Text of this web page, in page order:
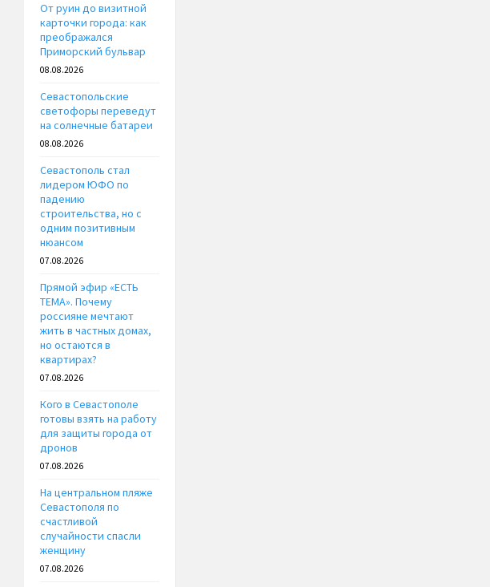
От руин до визитной
карточки города: как
преображался
Приморский бульвар
08.08.2026
Севастопольские
светофоры переведут
на солнечные батареи
08.08.2026
Севастополь стал
лидером ЮФО по
падению
строительства, но с
одним позитивным
нюансом
07.08.2026
Прямой эфир «ЕСТЬ
ТЕМА». Почему
россияне мечтают
жить в частных домах,
но остаются в
квартирах?
07.08.2026
Кого в Севастополе
готовы взять на работу
для защиты города от
дронов
07.08.2026
На центральном пляже
Севастополя по
счастливой
случайности спасли
женщину
07.08.2026